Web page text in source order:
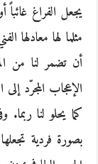
يجعل الفراغ غائباً
مثلما لها معادلها
أن تضمر لنا من
الإعجاب المجرّد
كما يحلو لنا ربما.
بصورة فردية